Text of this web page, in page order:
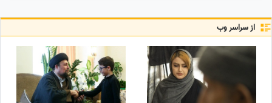
از سراسر وب